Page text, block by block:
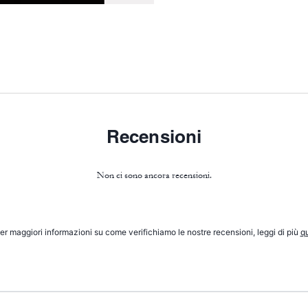
Recensioni
Non ci sono ancora recensioni.
maggiori informazioni su come verifichiamo le nostre recensioni, leggi di più